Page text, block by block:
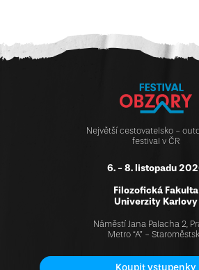
Největší cestovatelsko -
festival v ČR
6. - 8. listopadu
Filozofická Fakulta
Univerzity Karlovy
Náměstí Jana Palacha 2,
Metro “A” -
Koupit vstupenky